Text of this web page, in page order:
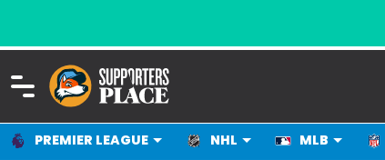
PREMIER LEAGUE NHL MLB